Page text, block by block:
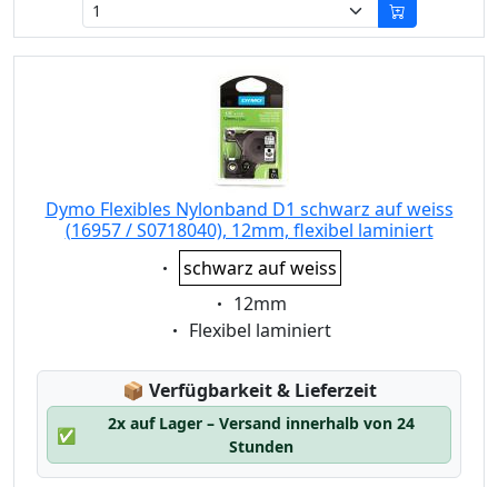
Dymo Flexibles Nylonband D1 schwarz auf weiss
(16957 / S0718040), 12mm, flexibel laminiert
Eigenschaft:
schwarz auf weiss
Eigenschaft:
12mm
Eigenschaft:
Flexibel laminiert
📦 Lagerstatus:
Verfügbarkeit & Lieferzeit
✅
2x auf Lager – Versand innerhalb von 24
Stunden